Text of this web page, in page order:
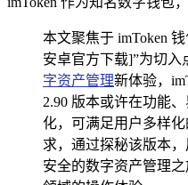
本文聚焦于 imToken
安卓官方下载]”为切
字资产管理新体验，
2.90 版本或许在功能
化，可满足用户多样化
求，通过探秘该版本
安全的数字资产管理